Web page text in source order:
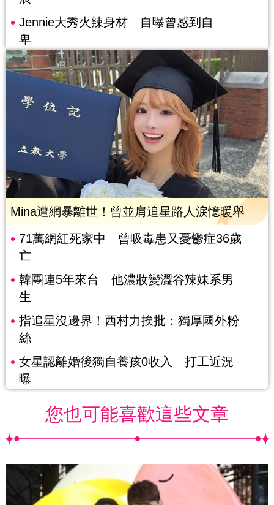
Jennie大秀火辣身材 自曝曾感到自
卑
Mina遭網暴離世！曾並肩追星路人淚憶暖舉
71萬網紅死家中 曾吸毒患又憂鬱症36歲
亡
韓團連5年來台 他濃妝變澀谷辣妹系男
生
指追星沒邊界！西村力挨批：獨厚國外粉
絲
女星認離婚後獨自養孩0收入 打工近況
曝
您也可能喜歡這些文章